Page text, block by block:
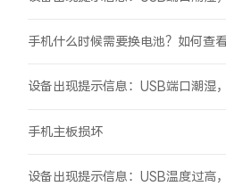
手机什么时候需要换电池？如何查
手机主板损坏
设备出现提示信息：USB温度过高